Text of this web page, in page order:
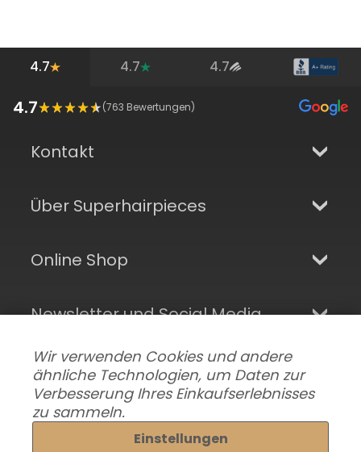
4.7 4.7 4.7
4.7 (763 Bewertungen)
Kontakt
Über Superhairpieces
Online Shop
Newsletter und Social Media
Wir verwenden Cookies und andere
ähnliche Technologien, um Daten zur
Verbesserung Ihres Einkaufserlebnisses
zu sammeln.
Einstellungen